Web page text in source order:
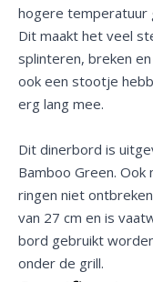
hogere temperatuur
Dit maakt het veel
splinteren, breken
ook een stootje
erg lang mee.
Dit dinerbord is
Bamboo Green.
ringen niet
van 27 cm en is
bord gebruikt
onder de grill.